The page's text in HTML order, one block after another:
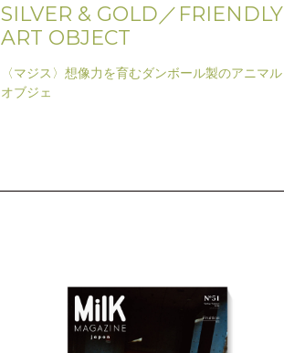
SILVER & GOLD／FRIENDLY
ART OBJECT
〈マジス〉想像力を育むダンボール製のアニマル
オブジェ